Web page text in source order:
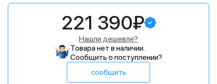
221 390₽
Нашли дешевле?
Товара нет в наличии.
Сообщить о поступлении?
сообщить